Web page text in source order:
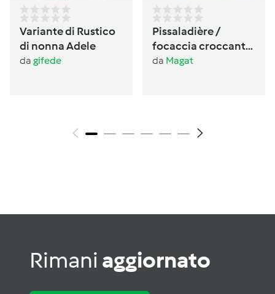
Variante di Rustico
di nonna Adele
da gifede
Pissaladière /
focaccia croccante
provenzale alle
da Magat
Rimani aggiornato